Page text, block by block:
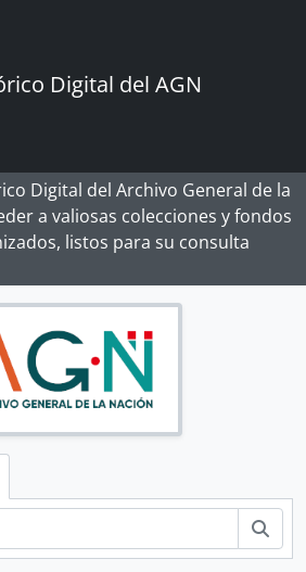
Digital del AGN
Digital del Archivo General de la
a valiosas colecciones y fondos
listos para su consulta
HISTÓRICO
PROTOCOLOS NOTARIALES
documental] COLECCIONES
ALBERTO ROSAS SILES
MADALENGOITIA ALBRECHT